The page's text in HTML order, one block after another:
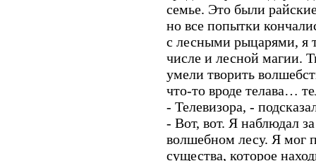
семье. Это были
но все попытки
с лесными рыцарями, я
числе и лесной магии.
умели творить
что-то вроде телава…
- Телевизора, -
- Вот, вот. Я наблюдал
волшебном лесу. Я мог
существа, которое